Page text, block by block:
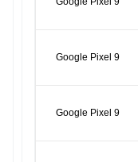
Google Pixel 9
Google Pixel 9